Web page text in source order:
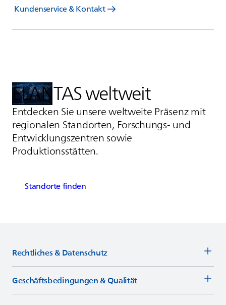
Kundenservice & Kontakt
ELANTASweltweit
Entdecken Sie unsere weltweite Präsenz mit
regionalen Standorten, Forschungs- und
Entwicklungszentren sowie
Produktionsstätten.
Standorte finden
Rechtliches & Datenschutz
Geschäftsbedingungen & Qualität